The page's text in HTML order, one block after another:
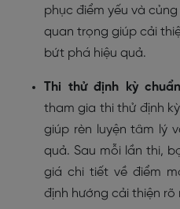
phục điểm yếu và
quan trọng giúp cải
bứt phá hiệu quả.
Thi thử định kỳ
tham gia thi thử định
giúp rèn luyện tâm lý
quả. Sau mỗi lần thi,
giá chi tiết về điểm
định hướng cải thiện